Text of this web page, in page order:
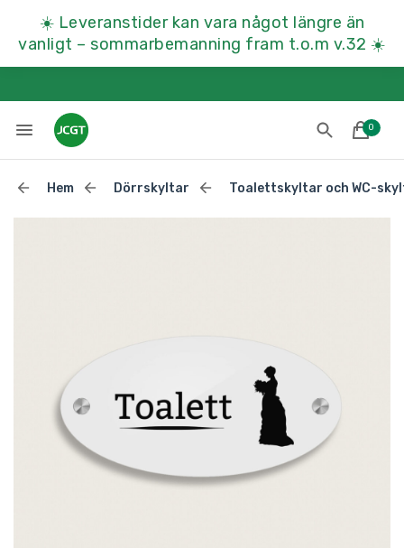
☀️ Leveranstider kan vara något längre än
vanligt – sommarbemanning fram t.o.m v.32 ☀️
0
Hem Dörrskyltar Toalettskyltar och WC-